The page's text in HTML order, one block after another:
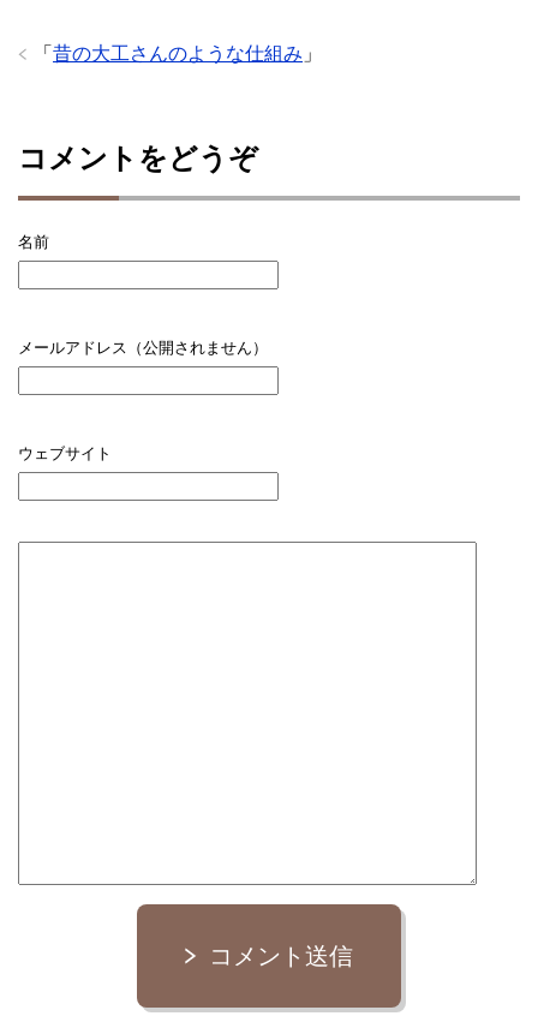
「 昔の大工さんのような仕組み 」
コメントをどうぞ
名前
メールアドレス（公開されません）
ウェブサイト
コメント送信